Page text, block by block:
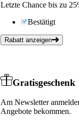
Letzte Chance bis zu
Bestätigt
Rabatt anzeigen
Gratisgeschenk
Am Newsletter
Angebote bekommen.